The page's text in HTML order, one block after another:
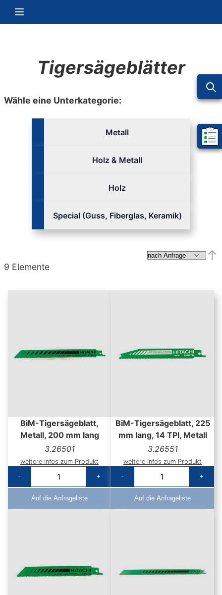
Navigation umschalten
Mein
Tigersägeblätter
Wähle eine Unterkategorie:
Metall
Holz & Metall
Holz
Special (Guss, Fiberglas, Keramik)
9 Elemente
BiM-Tigersägeblatt,
Metall, 200 mm lang
3.26501
weitere Infos zum Produkt
-
+
Auf die Anfrageliste
BiM-Tigersägeblatt, 225
mm lang, 14 TPI, Metall
3.26551
weitere Infos zum Produkt
-
+
Auf die Anfrageliste